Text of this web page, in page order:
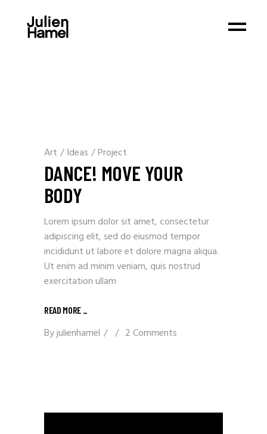
Art / Ideas /Project
DANCE! MOVE YOUR
BODY
Lorem ipsum dolor sit amet, consectetur
adipiscing elit, sed do eiusmod tempor
incididunt ut labore et dolore magna aliqua.
Ut enim ad minim veniam, quis nostrud
exercitation ullam
READ MORE _
Byjulienhamel 2 Comments